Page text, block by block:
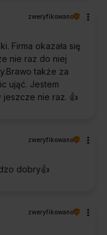
zweryfikowano
Firma okazała się
nie raz do niej
także za
ująć. Jestem
nie raz. 👍️
zweryfikowano
dobry👍️
zweryfikowano